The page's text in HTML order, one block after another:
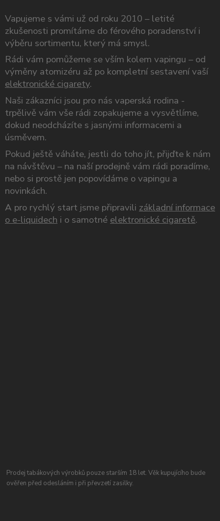
Vapujeme s vámi už od roku 2010 – letité
zkušenosti promítáme do férového poradenství i
výběru sortimentu, který má smysl.
Rádi vám pomůžeme se vším kolem vapingu – od
výměny atomizéru až po kompletní sestavení vaší
elektronické cigarety.
Naši zákazníci jsou pro nás vaperská rodina -
trpělivě vám vše rádi zopakujeme a vysvětlíme,
dokud neodcházíte s jasnými informacemi a
úsměvem.
Pokud ještě váháte, jestli do toho jít, přijďte k nám
na návštěvu – na naší prodejně vám rádi poradíme,
nebo si prostě jen popovídáme o vapingu a
novinkách.
A pro rychlý start jsme připravili základní informace
o e-liquidech i o samotné elektronické cigaretě.
Prodej tabákových výrobků pouze starším 18 let. Věk kupujícího bude
ověřen před odesláním i při převzetí zasilky.